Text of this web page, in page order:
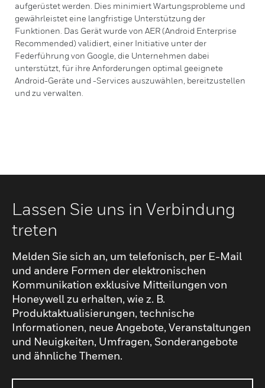
aufgerüstet werden. Dies minimiert Wartungsprobleme und
gewährleistet eine langfristige Unterstützung der
Funktionen. Das Gerät wurde von AER (Android Enterprise
Recommended) validiert, einer Initiative unter der
Federführung von Google, die Unternehmen dabei
unterstützt, für ihre Anforderungen optimal geeignete
Android-Geräte und -Services auszuwählen, bereitzustellen
und zu verwalten.
Lassen Sie uns in Verbindung
treten
Melden Sie sich an, um telefonisch, per E-Mail
und andere Formen der elektronischen
Kommunikation exklusive Mitteilungen von
Honeywell zu erhalten, wie z. B.
Produktaktualisierungen, technische
Informationen, neue Angebote, Veranstaltungen
und Neuigkeiten, Umfragen, Sonderangebote
und ähnliche Themen.